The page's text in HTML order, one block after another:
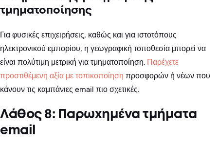
τμηματοποίησης
Για φυσικές επιχειρήσεις, καθώς και για ιστοτόπους
ηλεκτρονικού εμπορίου, η γεωγραφική τοποθεσία μπορεί να
είναι πολύτιμη μετρική για τμηματοποίηση. Παρέχετε
προστιθέμενη αξία με τοπικοποίηση προσφορών ή νέων που
κάνουν τις καμπάνιες email πιο σχετικές.
Λάθος 8: Παρωχημένα τμήματα
email